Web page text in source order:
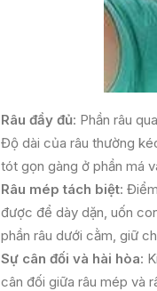
Râu đầy đủ: Phần râu
Độ dài của râu thường
tót gọn gàng ở phần má
Râu mép tách biệt:
được để dày dặn, uốn
phần râu dưới cằm, giữ
Sự cân đối và hài hòa:
cân đối giữa râu mép và